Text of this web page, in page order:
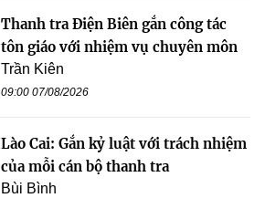
Thanh tra Điện Biên gắn công tác
tôn giáo với nhiệm vụ chuyên môn
Trần Kiên
09:00 07/08/2026
Lào Cai: Gắn kỷ luật với trách nhiệm
của mỗi cán bộ thanh tra
Bùi Bình